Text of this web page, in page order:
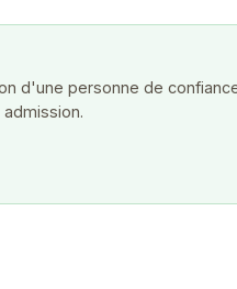
d'une personne de